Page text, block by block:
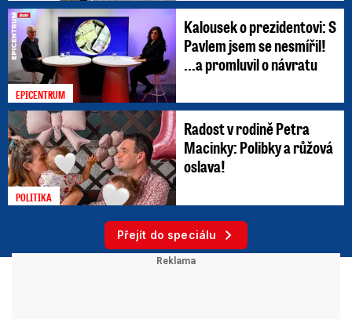
EPICENTRUM
Kalousek o prezidentovi: S
Pavlem jsem se nesmířil!
...a promluvil o návratu
POLITIKA
Radost v rodině Petra
Macinky: Polibky a růžová
oslava!
Přejít do speciálu